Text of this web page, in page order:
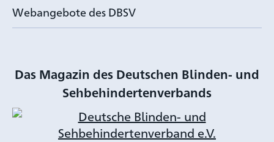
Webangebote des DBSV
Das Magazin des Deutschen Blinden- und
Sehbehindertenverbands